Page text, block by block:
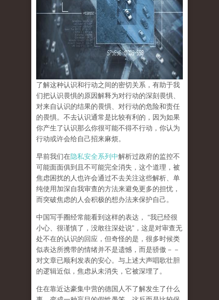
了解这种认识和行动之间的密切关系，有助于我
们把认识畏惧的原因解释为对行动的深刻畏惧、
对来自认识的结果的畏惧、对行动的危险和责任
的畏惧。不去认识通常是比较有利的，因为如果
你产生了认识那么你很可能不得不行动，你认为
行动或许会给自己招来麻烦。
早前我们在隐私安全系列中解析过政府的监控不
可能面面俱到且不可能完全消失，这个道理，被
焦虑困扰的人也许会通过不去关注这些解析、单
纯使用加深自我审查的方法来避免更多的担忧，
而突破焦虑的人会积极的想办法来保护自己。
中国写手圈经常能看到这样的表达， “我已经很
小心、很谨慎了，没敢往深处说”，这是对审查无
处不在的认识的回应，但奇怪的是，很多时候类
似表达所携带的情绪并不是遗憾，而是骄傲－－
对文章已顺利发表的安心。与上述大声唱歌壮胆
的逻辑近似，焦虑从未消失，它被深埋了。
住在靠近达豪集中营的德国人不了解发生了什么